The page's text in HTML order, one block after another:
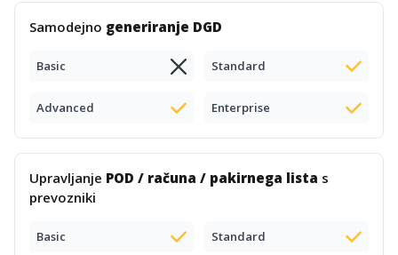
Samodejno generiranje DGD
Basic Standard
Advanced Enterprise
Upravljanje POD / računa / pakirnega lista s
prevozniki
Basic Standard